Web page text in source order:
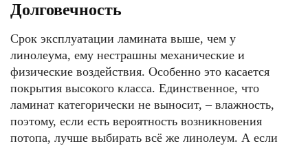
Долговечность
Срок эксплуатации ламината выше, чем у
линолеума, ему нестрашны механические и
физические воздействия. Особенно это касается
покрытия высокого класса. Единственное, что
ламинат категорически не выносит, – влажность,
поэтому, если есть вероятность возникновения
потопа, лучше выбирать всё же линолеум. А если